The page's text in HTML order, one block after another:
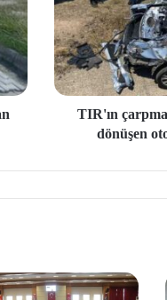
TIR'ın
dönüşen